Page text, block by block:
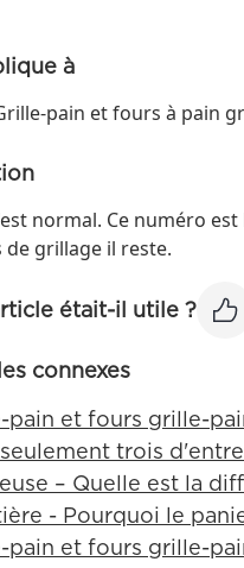
à
pain et fours à pain
normal. Ce numéro
de grillage il reste.
était-il utile ?
connexes
pain et fours grille-
trois
– Quelle est la
- Pourquoi le
pain et fours grille-